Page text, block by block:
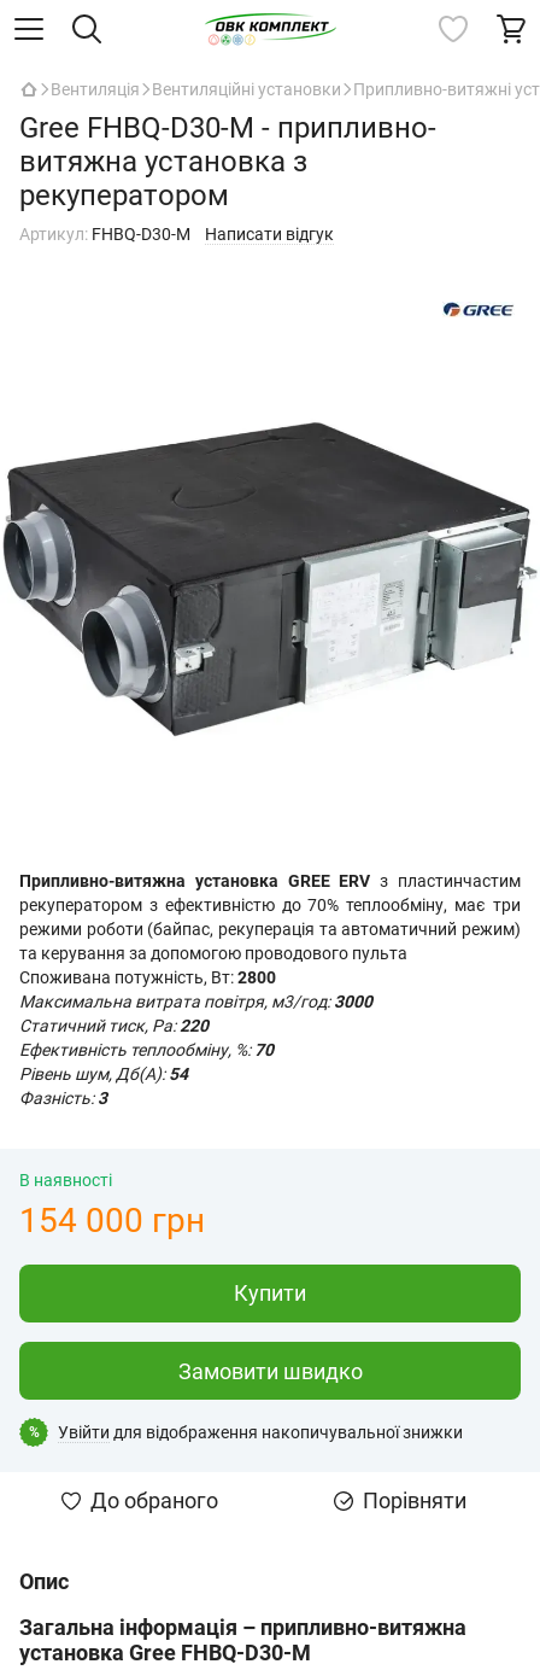
Вентиляція Вентиляційні установки Припливно-витяжні
Gree FHBQ-D30-M - припливно-
витяжна установка з
рекуператором
Артикул: FHBQ-D30-M Написати відгук
Припливно-витяжна установка GREE ERV з пластинчастим
рекуператором з ефективністю до 70% теплообміну, має три
режими роботи (байпас, рекуперація та автоматичний режим)
та керування за допомогою проводового пульта
Споживана потужність, Вт:2800
Максимальна витрата повітря, м3/год:3000
Статичний тиск, Ра:220
Ефективність теплообміну, %: 70
Рівень шум, Дб(А):54
Фазність:3
В наявності
154 000 грн
Купити
Замовити швидко
% Увійти для відображення накопичувальної знижки
До обраного Порівняти
Опис
Загальна інформація – припливно-витяжна
установка Gree FHBQ-D30-M